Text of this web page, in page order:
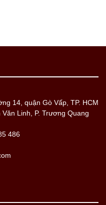
14, quận Gò Vấp, TP. HCM
Linh, P. Trương Quang
486